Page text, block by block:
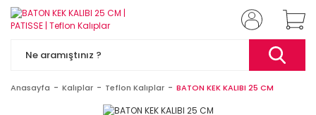
Anasayfa Kalıplar Teflon Kalıplar BATON KEK KALIBI 25 CM